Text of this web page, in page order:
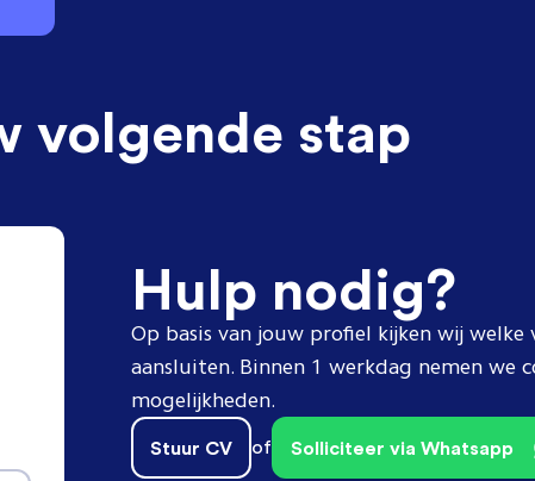
volgende stap
Hulp nodig?
Op basis van jouw profiel kijken wij welke
aansluiten. Binnen 1 werkdag nemen we
mogelijkheden.
Stuur CV of Solliciteer via Whatsapp